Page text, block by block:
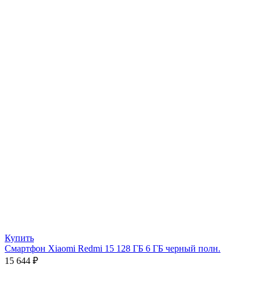
Купить
Смартфон Xiaomi Redmi 15 128 ГБ 6 ГБ черный полн.
15 644 ₽